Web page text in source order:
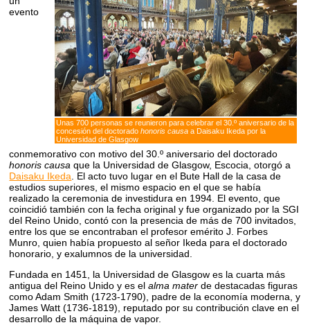
Unas 700 personas se reunieron para celebrar el 30.º aniversario de la
concesión del doctorado honoris causaa Daisaku Ikeda por la
Universidad de Glasgow
evento
conmemorativo con motivo del 30.º aniversario del doctorado
honoris causa que la Universidad de Glasgow, Escocia, otorgó a
Daisaku Ikeda . El acto tuvo lugar en el Bute Hall de la casa de
estudios superiores, el mismo espacio en el que se había
realizado la ceremonia de investidura en 1994. El evento, que
coincidió también con la fecha original y fue organizado por la SGI
del Reino Unido, contó con la presencia de más de 700 invitados,
entre los que se encontraban el profesor emérito J. Forbes
Munro, quien había propuesto al señor Ikeda para el doctorado
honorario, y exalumnos de la universidad.
Fundada en 1451, la Universidad de Glasgow es la cuarta más
antigua del Reino Unido y es elalma mater de destacadas figuras
como Adam Smith (1723-1790), padre de la economía moderna, y
James Watt (1736-1819), reputado por su contribución clave en el
desarrollo de la máquina de vapor.